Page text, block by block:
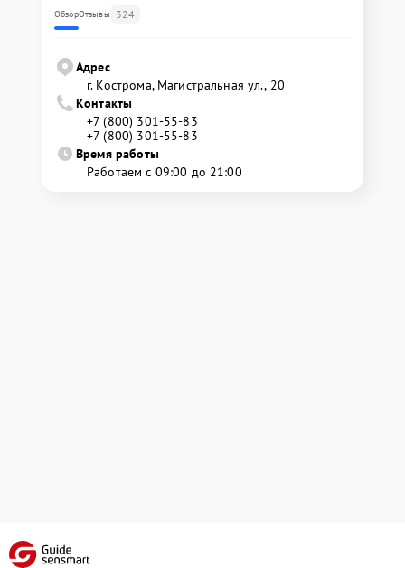
ОбзорОтзывы 324
Адрес
г. Кострома, Магистральная ул., 20
Контакты
+7 (800) 301-55-83
+7 (800) 301-55-83
Время работы
Работаем с 09:00 до 21:00